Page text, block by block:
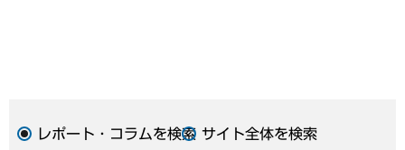
レポート・コラムを検索 サイト全体を検索